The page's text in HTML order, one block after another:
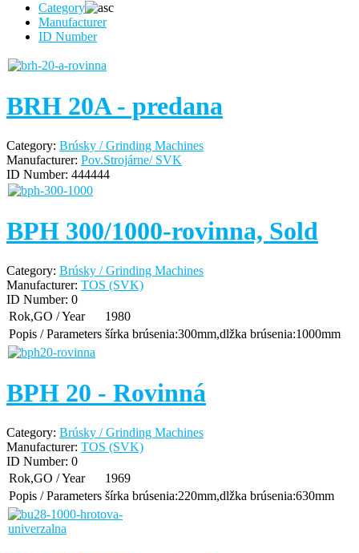
Category
Manufacturer
ID Number
BRH 20A - predana
Category: Brúsky / Grinding Machines
Manufacturer: Pov.Strojárne/ SVK
ID Number: 444444
BPH 300/1000-rovinna, Sold
Category: Brúsky / Grinding Machines
Manufacturer: TOS (SVK)
ID Number: 0
Rok,GO / Year
1980
Popis / Parameters šírka brúsenia:300mm,dlžka brúsenia:1000mm
BPH 20 - Rovinná
Category: Brúsky / Grinding Machines
Manufacturer: TOS (SVK)
ID Number: 0
Rok,GO / Year
1969
Popis / Parameters šírka brúsenia:220mm,dlžka brúsenia:630mm